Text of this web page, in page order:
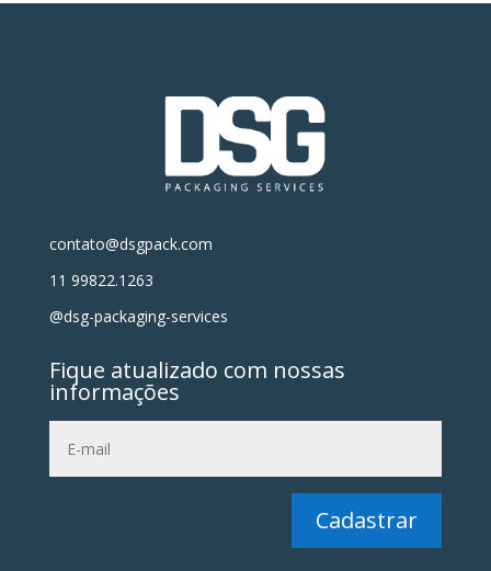
contato@dsgpack.com
11 99822.1263
@dsg-packaging-services
Fique atualizado com nossas
informações
Cadastrar